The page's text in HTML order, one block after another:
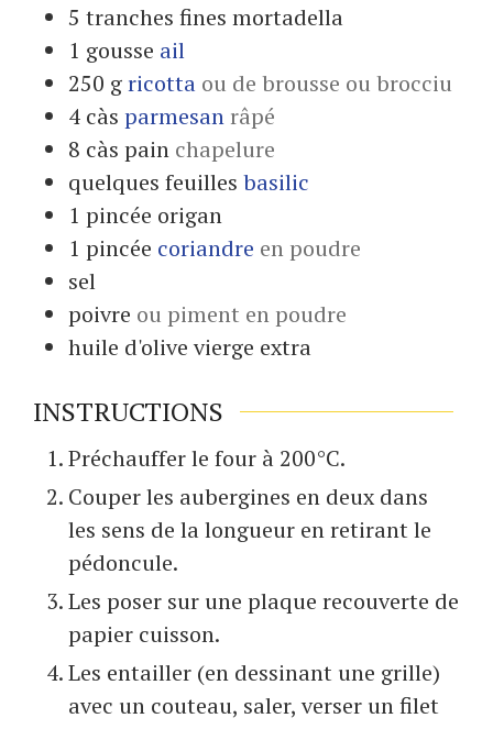
5 tranches fines mortadella
1 gousse ail
250 gricotta ou de brousse ou brocciu
4 càs parmesanrâpé
8 càs pain chapelure
quelques feuilles basilic
1 pincée origan
1 pincée coriandre en poudre
sel
poivre ou piment en poudre
huile d'olive vierge extra
INSTRUCTIONS
Préchauffer le four à 200°C.
Couper les aubergines en deux dans
les sens de la longueur en retirant le
pédoncule.
Les poser sur une plaque recouverte de
papier cuisson.
Les entailler (en dessinant une grille)
avec un couteau, saler, verser un filet